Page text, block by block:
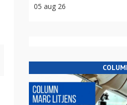
05 aug 26